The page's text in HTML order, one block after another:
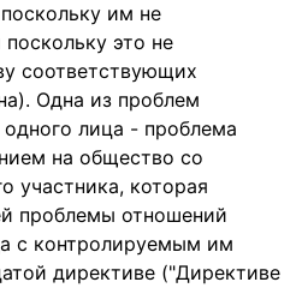
им не
это не
соответствующих
Одна из проблем
лица - проблема
на общество со
участника, которая
проблемы отношений
с контролируемым им
директиве ("Директиве